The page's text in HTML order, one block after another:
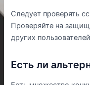
Следует проверять
Проверяйте на
других
Есть ли